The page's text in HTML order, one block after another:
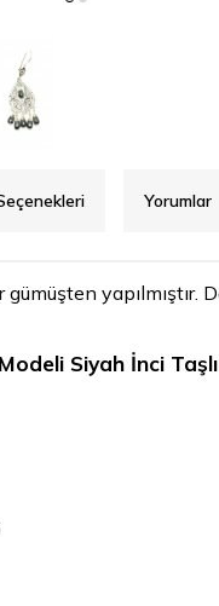
Yorumlar
Siyah İnci